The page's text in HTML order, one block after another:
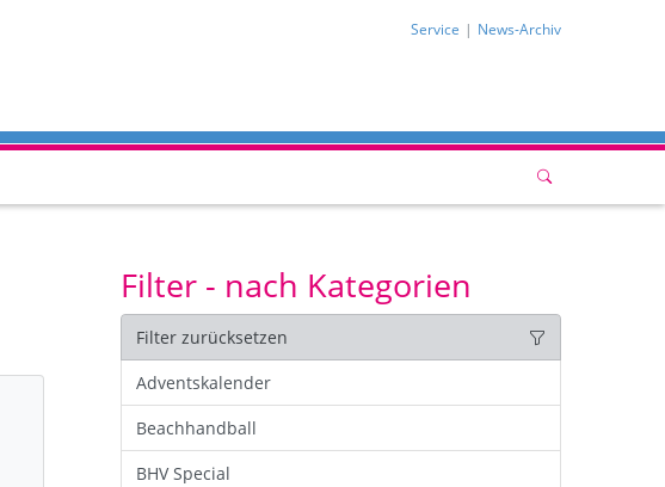
Service News-Archiv
Filter - nach Kategorien
Filter zurücksetzen
Adventskalender
Beachhandball
BHV Special